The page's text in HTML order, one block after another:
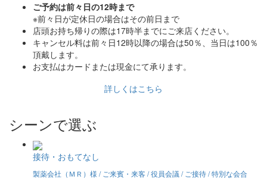
ご予約は前々日の12時まで
※前々日が定休日の場合はその前日まで
店頭お持ち帰りの際は17時半までにご来店ください。
キャンセル料は前々日12時以降の場合は50％、当日は100％
頂戴します。
お支払はカードまたは現金にて承ります。
詳しくはこちら
シーンで選ぶ
接待・おもてなし
製薬会社（ＭＲ）様 / ご来賓・来客 / 役員会議 / ご接待 / 特別な会合